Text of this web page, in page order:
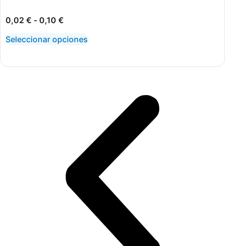
0,02 € - 0,10 €
Seleccionar opciones